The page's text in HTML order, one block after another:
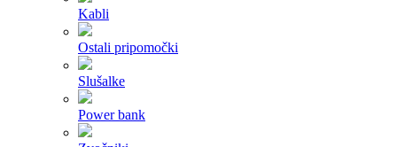
Kabli
Ostali pripomočki
Slušalke
Power bank